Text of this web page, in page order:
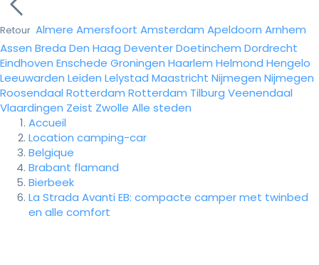
Retour Almere Amersfoort Amsterdam Apeldoorn Arnhem
Assen Breda Den Haag DeventerDoetinchem Dordrecht
Eindhoven Enschede Groningen Haarlem Helmond Hengelo
Leeuwarden Leiden Lelystad Maastricht Nijmegen Nijmegen
Roosendaal Rotterdam Rotterdam Tilburg Veenendaal
Vlaardingen Zeist Zwolle Alle steden
Accueil
Location camping-car
Belgique
Brabant flamand
Bierbeek
La Strada Avanti EB: compacte camper met twinbed
en alle comfort